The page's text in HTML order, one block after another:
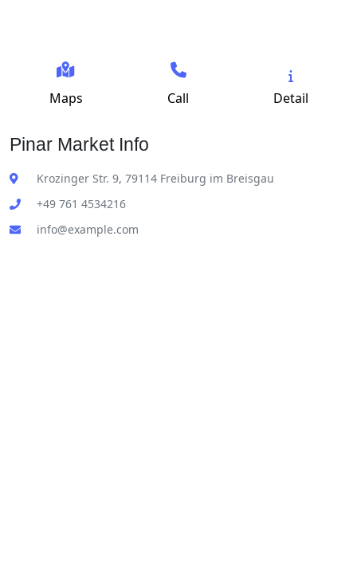
Maps Call Detail
Pinar Market Info
Krozinger Str. 9, 79114 Freiburg im Breisgau
+49 761 4534216
info@example.com